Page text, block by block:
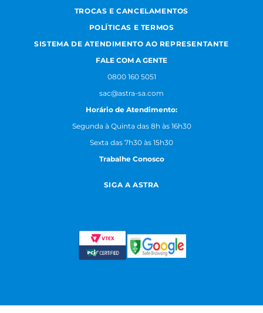
TROCAS E CANCELAMENTOS
POLÍTICAS E TERMOS
SISTEMA DE ATENDIMENTO AO REPRESENTANTE
FALE COM A GENTE
0800 160 5051
sac@astra-sa.com
Horário de Atendimento:
Segunda à Quinta das 8h às 16h30
Sexta das 7h30 às 15h30
Trabalhe Conosco
SIGA A ASTRA